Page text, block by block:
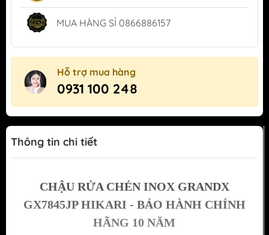
MUA HÀNG SỈ 0866886157
Hỗ trợ mua hàng
0931 100 248
Thông tin chi tiết
CHẬU RỬA CHÉN INOX GRANDX
GX7845JP HIKARI - BẢO HÀNH CHÍNH
HÃNG 10 NĂM